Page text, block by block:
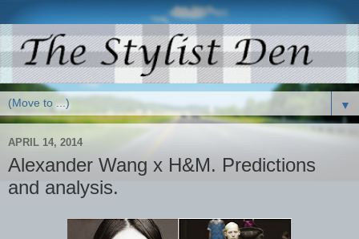
▼
APRIL 14, 2014
Alexander Wang x H&M. Predictions
and analysis.